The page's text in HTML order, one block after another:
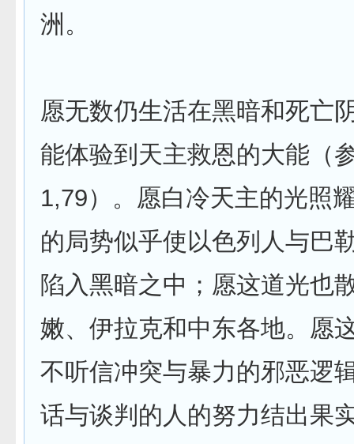
洲。
愿无数仍生活在黑暗和死亡
能体验到天主救恩的大能（
1,79）。愿白冷天主的光照
的局势似乎使以色列人与巴
陷入黑暗之中；愿这道光也
嫩、伊拉克和中东各地。愿
不听信冲突与暴力的邪恶逻
话与谈判的人的努力结出果